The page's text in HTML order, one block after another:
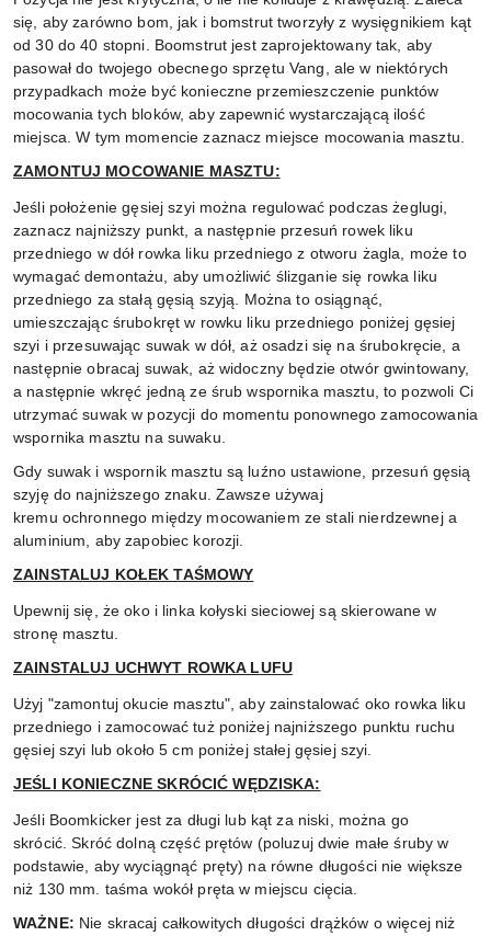
się, aby zarówno bom, jak i bomstrut tworzyły z wysięgnikiem kąt
od 30 do 40 stopni. Boomstrut jest zaprojektowany tak, aby
pasował do twojego obecnego sprzętu Vang, ale w niektórych
przypadkach może być konieczne przemieszczenie punktów
mocowania tych bloków, aby zapewnić wystarczającą ilość
miejsca.W tym momencie zaznacz miejsce mocowania masztu.
ZAMONTUJ MOCOWANIE MASZTU:
Jeśli położenie gęsiej szyi można regulować podczas żeglugi,
zaznacz najniższy punkt, a następnie przesuń rowek liku
przedniego w dół rowka liku przedniego z otworu żagla, może to
wymagać demontażu, aby umożliwić ślizganie się rowka liku
przedniego za stałą gęsią szyją. Można to osiągnąć,
umieszczając śrubokręt w rowku liku przedniego poniżej gęsiej
szyi i przesuwając suwak w dół, aż osadzi się na śrubokręcie, a
następnie obracaj suwak, aż widoczny będzie otwór gwintowany,
a następnie wkręć jedną ze śrub wspornika masztu, to pozwoli Ci
utrzymać suwak w pozycji do momentu ponownego zamocowania
wspornika masztu na suwaku.
Gdy suwak i wspornik masztu są luźno ustawione, przesuń gęsią
szyję do najniższego znaku. Zawsze używaj
kremu ochronnego między mocowaniem ze stali nierdzewnej a
aluminium, aby zapobiec korozji.
ZAINSTALUJ KOŁEK TAŚMOWY
Upewnij się, że oko i linka kołyski sieciowej są skierowane w
stronę masztu.
ZAINSTALUJ UCHWYT ROWKA LUFU
Użyj "zamontuj okucie masztu", aby zainstalować oko rowka liku
przedniego i zamocować tuż poniżej najniższego punktu ruchu
gęsiej szyi lub około 5 cm poniżej stałej gęsiej szyi.
JEŚLI KONIECZNE SKRÓCIĆ WĘDZISKA:
Jeśli Boomkicker jest za długi lub kąt za niski, można go
skrócić.Skróć dolną część prętów (poluzuj dwie małe śruby w
podstawie, aby wyciągnąć pręty) na równe długości nie większe
niż 130 mm. taśma wokół pręta w miejscu cięcia.
WAŻNE: Nie skracaj całkowitych długości drążków o więcej niż